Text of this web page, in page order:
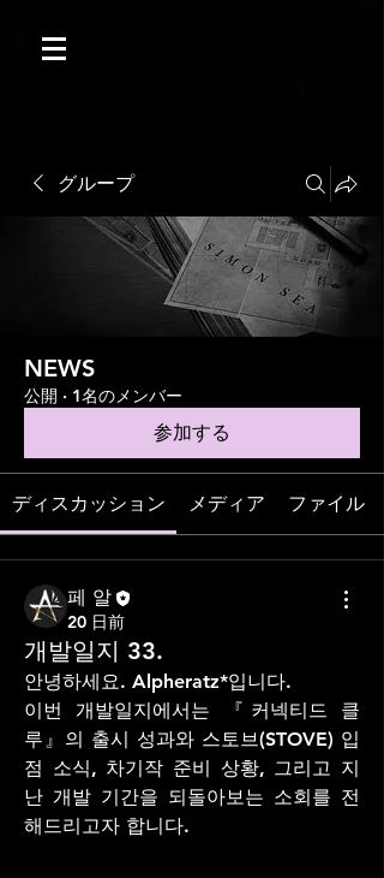
グループ
NEWS
公開 · 1名のメンバー
参加する
ディスカッション メディア ファイル
페 알
20 日前
개발일지 33.
안녕하세요. Alpheratz*입니다.
이번 개발일지에서는 『커넥티드 클
루』의 출시 성과와 스토브(STOVE) 입
점 소식, 차기작 준비 상황, 그리고 지
난 개발 기간을 되돌아보는 소회를 전
해드리고자 합니다.